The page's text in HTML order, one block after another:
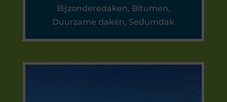
Bijzonderedaken, Bitumen,
Duurzame daken, Sedumdak